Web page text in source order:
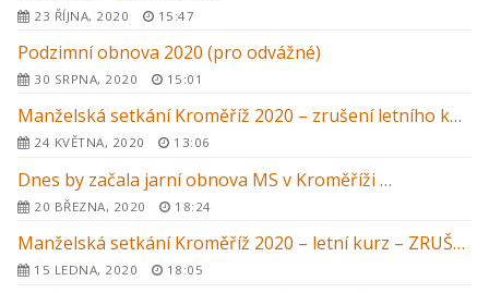
23 ŘÍJNA, 2020 15:47
Podzimní obnova 2020 (pro odvážné)
30 SRPNA, 2020 15:01
Manželská setkání Kroměříž 2020 – zrušení letního kurzu
24 KVĚTNA, 2020 13:06
Dnes by začala jarní obnova MS v Kroměříži …
20 BŘEZNA, 2020 18:24
Manželská setkání Kroměříž 2020 – letní kurz – ZRUŠENO
15 LEDNA, 2020 18:05